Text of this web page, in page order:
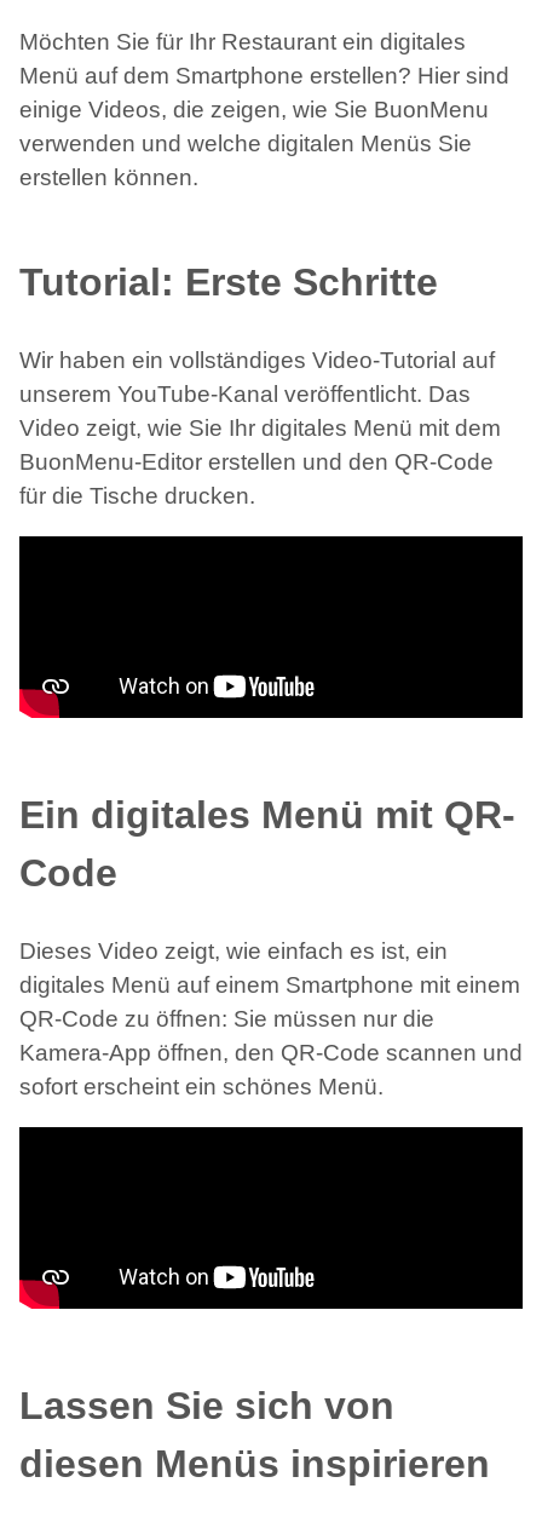
Möchten Sie für Ihr Restaurant ein digitales
Menü auf dem Smartphone erstellen? Hier sind
einige Videos, die zeigen, wie Sie BuonMenu
verwenden und welche digitalen Menüs Sie
erstellen können.
Tutorial: Erste Schritte
Wir haben ein vollständiges Video-Tutorial auf
unserem YouTube-Kanal veröffentlicht. Das
Video zeigt, wie Sie Ihr digitales Menü mit dem
BuonMenu-Editor erstellen und den QR-Code
für die Tische drucken.
Ein digitales Menü mit QR-
Code
Dieses Video zeigt, wie einfach es ist, ein
digitales Menü auf einem Smartphone mit einem
QR-Code zu öffnen: Sie müssen nur die
Kamera-App öffnen, den QR-Code scannen und
sofort erscheint ein schönes Menü.
Lassen Sie sich von
diesen Menüs inspirieren